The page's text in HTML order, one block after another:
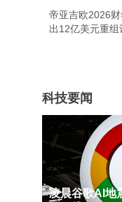
帝亚吉欧2026
出12亿美元重组
科技要闻
凌晨谷歌AI地